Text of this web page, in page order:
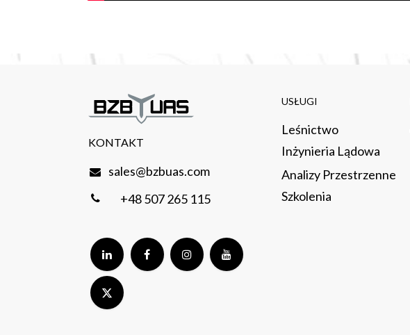
USŁUGI
Leśnictwo
Inżynieria Lądowa
Analizy Przestrzenne
Szkolenia
KONTAKT
sales@bzbuas.com
+48 507 265 115